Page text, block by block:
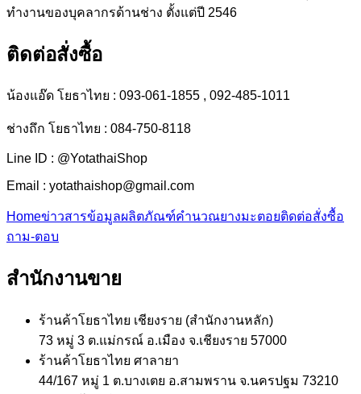
ทำงานของบุคลากรด้านช่าง ตั้งแต่ปี 2546
ติดต่อสั่งซื้อ
น้องแอ๊ด โยธาไทย : 093-061-1855 , 092-485-1011
ช่างถึก โยธาไทย : 084-750-8118
Line ID : @YotathaiShop
Email : yotathaishop@gmail.com
Homeข่าวสารข้อมูลผลิตภัณฑ์คำนวณยางมะตอยติดต่อสั่งซื้อ
ถาม-ตอบ
สำนักงานขาย
ร้านค้าโยธาไทย เชียงราย (สำนักงานหลัก)
73 หมู่ 3 ต.แม่กรณ์ อ.เมือง จ.เชียงราย 57000
ร้านค้าโยธาไทย ศาลายา
44/167 หมู่ 1 ต.บางเตย อ.สามพราน จ.นครปฐม 73210